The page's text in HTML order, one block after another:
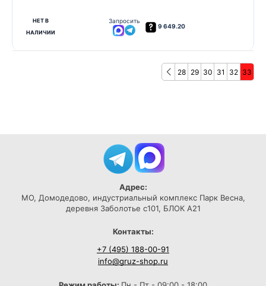
НЕТ В
НАЛИЧИИ
Запросить
9 649.20
28 29 30 31 32 33
Адрес:
МО, Домодедово, индустриальный комплекс Парк Весна,
деревня Заболотье с101, БЛОК А21
Контакты:
+7 (495) 188-00-91
info@gruz-shop.ru